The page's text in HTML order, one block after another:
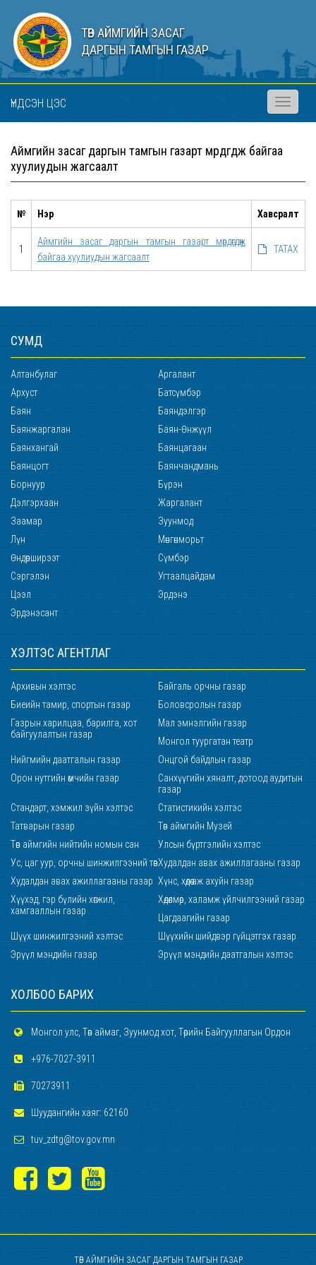
ТӨВ АЙМГИЙН ЗАСАГ
ДАРГЫН ТАМГЫН ГАЗАР
ҮНДСЭН ЦЭС
Toggle
Аймгийн засаг даргын тамгын газарт мөрдөгдөж байгаа
хуулиудын жагсаалт
№ Нэр Хавсралт
1
Аймгийн засаг даргын тамгын газарт мөрдөгдөж
байгаа хуулиудын жагсаалт
ТАТАХ
СУМД
Алтанбулаг
Аргалант
Архуст
Батсүмбэр
Баян
Баяндэлгэр
Баянжаргалан
Баян-Өнжүүл
Баянхангай
Баянцагаан
Баянцогт
Баянчандмань
Борнуур
Бүрэн
Дэлгэрхаан
Жаргалант
Заамар
Зуунмод
Лүн
Мөнгөнморьт
Өндөрширээт
Сүмбэр
Сэргэлэн
Угтаалцайдам
Цээл
Эрдэнэ
Эрдэнэсант
ХЭЛТЭС АГЕНТЛАГ
Архивын хэлтэс
Байгаль орчны газар
Биеийн тамир, спортын газар
Боловсролын газар
Газрын харилцаа, барилга, хот
байгуулалтын газар
Мал эмнэлгийн газар
Монгол туургатан театр
Нийгмийн даатгалын газар
Онцгой байдлын газар
Орон нутгийн өмчийн газар
Санхүүгийн хяналт, дотоод аудитын
газар
Стандарт, хэмжил зүйн хэлтэс
Статистикийн хэлтэс
Татварын газар
Төв аймгийн Музей
Төв аймгийн нийтийн номын сан
Улсын бүртгэлийн хэлтэс
Ус, цаг уур, орчны шинжилгээний төвХудалдан авах ажиллагааны газар
Худалдан авах ажиллагааны газар Хүнс, хөдөө аж ахуйн газар
Хүүхэд, гэр бүлийн хөгжил,
хамгааллын газар
Хөдөлмөр, халамж үйлчилгээний газар
Цагдаагийн газар
Шүүх шинжилгээний хэлтэс
Шүүхийн шийдвэр гүйцэтгэх газар
Эрүүл мэндийн газар
Эрүүл мэндийн даатгалын хэлтэс
ХОЛБОО БАРИХ
Монгол улс, Төв аймаг, Зуунмод хот, Төрийн Байгууллагын Ордон
+976-7027-3911
70273911
Шуудангийн хаяг: 62160
tuv_zdtg@tov.gov.mn
ТӨВ АЙМГИЙН ЗАСАГ ДАРГЫН ТАМГЫН ГАЗАР